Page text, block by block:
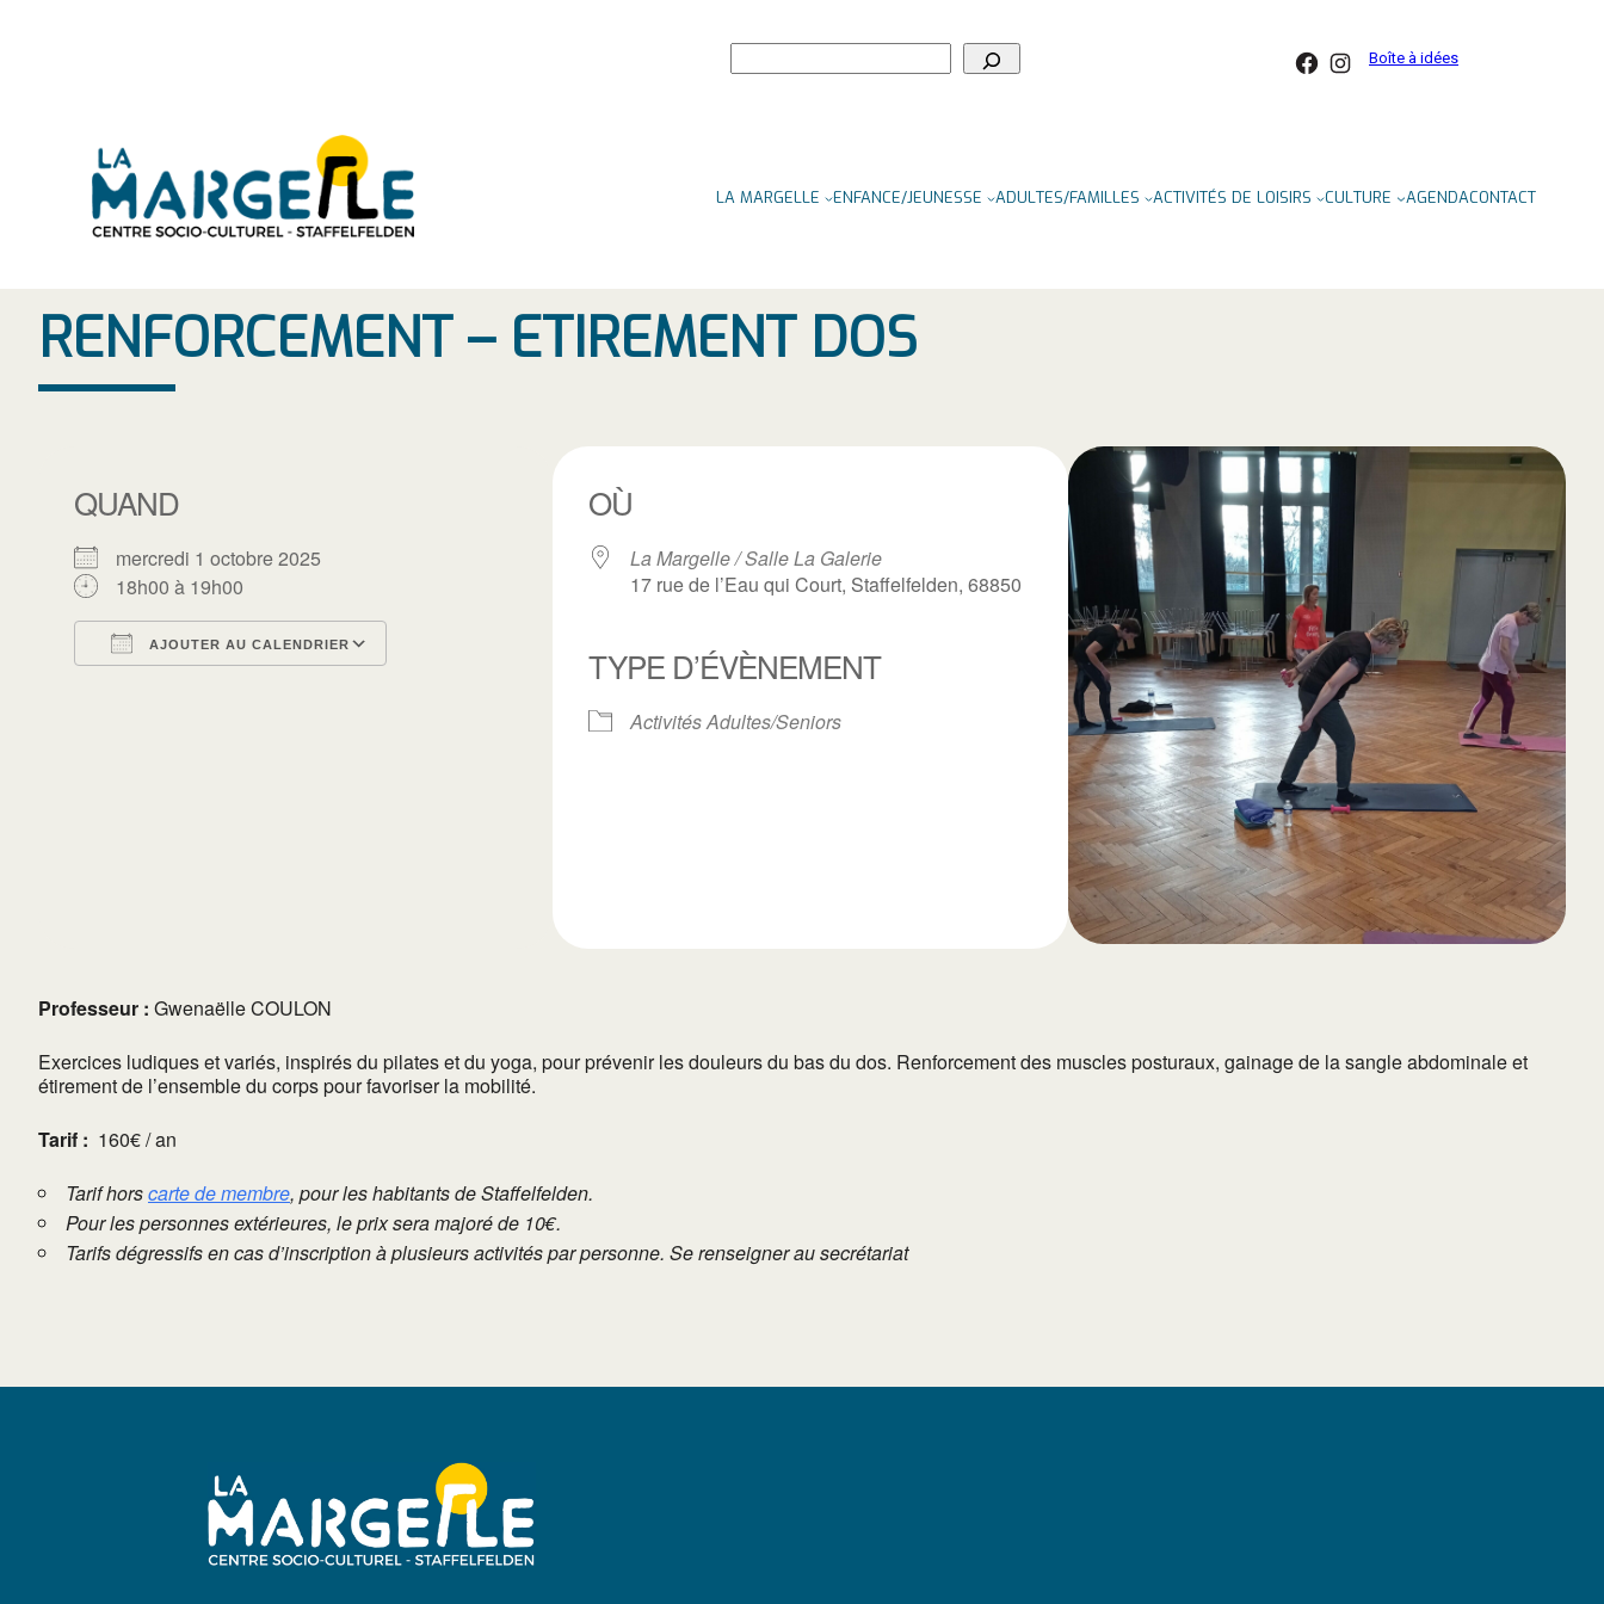
Facebook
Instagram
Boîte à idées
LA MARGELLE ENFANCE/JEUNESSE ADULTES/FAMILLES ACTIVITÉS DE LOISIRS CULTURE AGENDACONTACT
RENFORCEMENT – ETIREMENT DOS
QUAND
mercredi 1 octobre 2025
18h00 à 19h00
AJOUTER AU CALENDRIER
iCalendar Office 365 Outlook Live
OÙ
La Margelle / Salle La Galerie
17 rue de l’Eau qui Court, Staffelfelden, 68850
TYPE D’ÉVÈNEMENT
Activités Adultes/Seniors
Professeur : Gwenaëlle COULON
Exercices ludiques et variés, inspirés du pilates et du yoga, pour prévenir les douleurs du bas du dos. Renforcement des muscles posturaux, gainage de la sangle abdominale et
étirement de l’ensemble du corps pour favoriser la mobilité.
Tarif : 160€ / an
Tarif horscarte de membre, pour les habitants de Staffelfelden.
Pour les personnes extérieures, le prix sera majoré de 10€.
Tarifs dégressifs en cas d’inscription à plusieurs activités par personne. Se renseigner au secrétariat